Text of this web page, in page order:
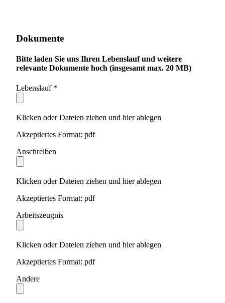
Dokumente
Bitte laden Sie uns Ihren Lebenslauf und weitere
relevante Dokumente hoch (insgesamt max. 20 MB)
Lebenslauf *
Klicken oder Dateien ziehen und hier ablegen
Akzeptiertes Format: pdf
Anschreiben
Klicken oder Dateien ziehen und hier ablegen
Akzeptiertes Format: pdf
Arbeitszeugnis
Klicken oder Dateien ziehen und hier ablegen
Akzeptiertes Format: pdf
Andere